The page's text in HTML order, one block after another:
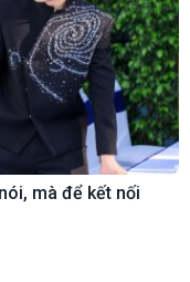
mà để kết nối